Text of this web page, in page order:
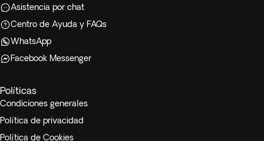
Asistencia por chat
Centro de Ayuda y FAQs
WhatsApp
Facebook Messenger
Políticas
Condiciones generales
Política de privacidad
Política de Cookies